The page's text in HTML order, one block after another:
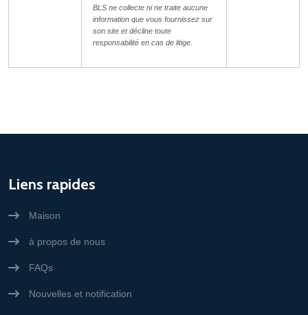
BLS ne collecte ni ne traite aucune
information que vous fournissez sur
son site et décline toute
responsabilité en cas de litige.
Liens rapides
Maison
à propos de nous
FAQs
Nouvelles et notification